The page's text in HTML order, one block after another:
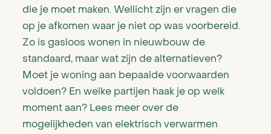
die je moet maken. Wellicht zijn er vragen die
op je afkomen waar je niet op was voorbereid.
Zo is gasloos wonen in nieuwbouw de
standaard, maar wat zijn de alternatieven?
Moet je woning aan bepaalde voorwaarden
voldoen? En welke partijen haak je op welk
moment aan? Lees meer over de
mogelijkheden van elektrisch verwarmen